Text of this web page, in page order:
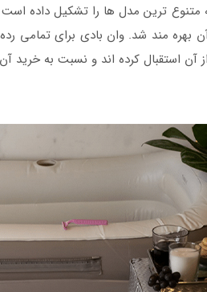
متنوع ترین مدل ها را تشکیل داده
بهره مند شد. وان بادی برای تمامی
از آن استقبال کرده اند و نسبت به خرید